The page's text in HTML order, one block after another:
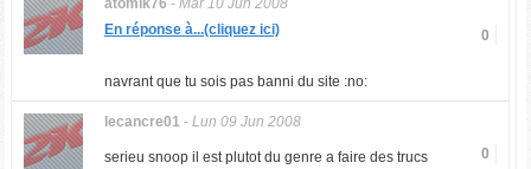
atomik76 - Mar 10 Jun 2008
0
En réponse à...(cliquez ici)
navrant que tu sois pas banni du site :no:
lecancre01- Lun 09 Jun 2008
0
serieu snoop il est plutot du genre a faire des trucs